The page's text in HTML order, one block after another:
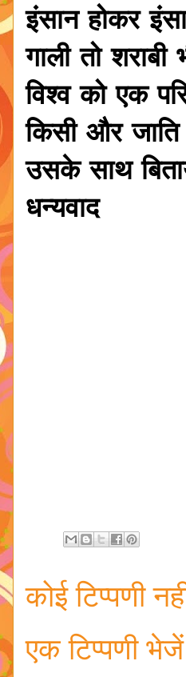
इंसान होकर
गाली तो
विश्व को एक
किसी और
उसके साथ
धन्यवाद
कोई टिप्पणी
एक टिप्पणी भेजें